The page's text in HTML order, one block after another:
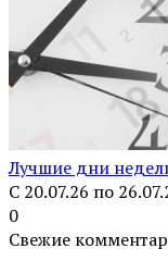
Лучшие дни
С 20.07.26 по
0
Свежие